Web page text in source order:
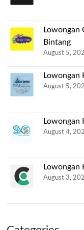
Lowongan
Bintang
August 5,
Lowongan
August 5,
Lowongan
August 4,
Lowongan
August 3,